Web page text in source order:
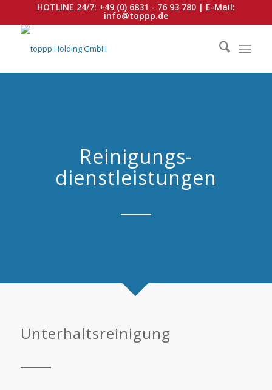
HOTLINE 24/7: +49 (0) 6831 - 76 93 780| E-Mail:
info@toppp.de
Reinigungs-
dienstleistungen
Unterhaltsreinigung